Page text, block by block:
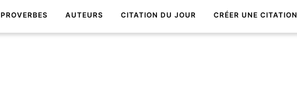
PROVERBES AUTEURS CITATION DU JOUR CRÉER UNE CITATION